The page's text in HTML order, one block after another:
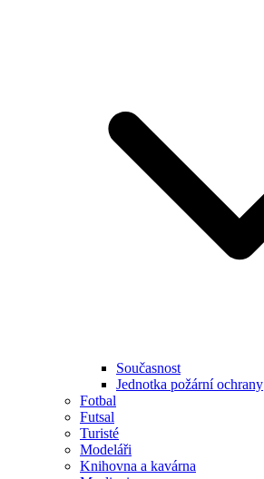
Současnost
Jednotka požární ochrany
Fotbal
Futsal
Turisté
Modeláři
Knihovna a kavárna